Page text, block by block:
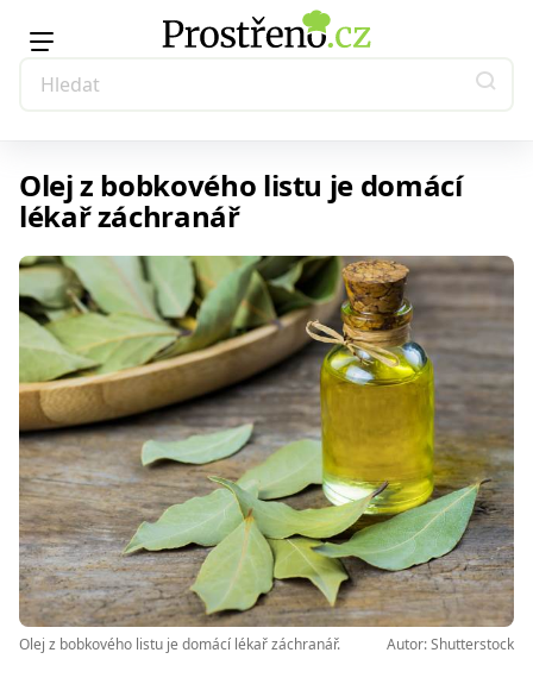
Olej z bobkového listu je domácí
lékař záchranář
Olej z bobkového listu je domácí lékař záchranář. Autor: Shutterstock